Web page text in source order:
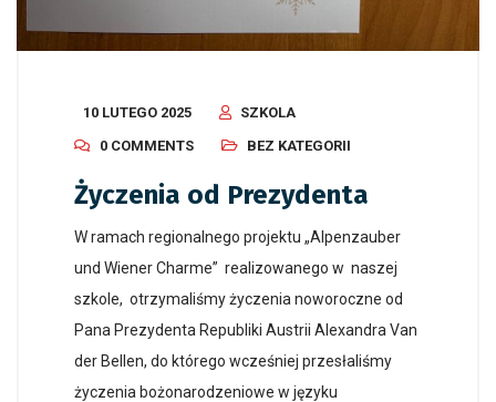
10 LUTEGO 2025
SZKOLA
0 COMMENTS
BEZ KATEGORII
Życzenia od Prezydenta
W ramach regionalnego projektu „Alpenzauber
und Wiener Charme” realizowanego w naszej
szkole, otrzymaliśmy życzenia noworoczne od
Pana Prezydenta Republiki Austrii Alexandra Van
der Bellen, do którego wcześniej przesłaliśmy
życzenia bożonarodzeniowe w języku